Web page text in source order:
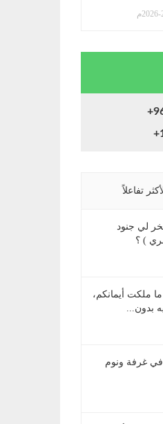
تفاعلاً
لي جنود
) ؟
ملكت أيمانكم،
بدون...
في غرفة ونوم